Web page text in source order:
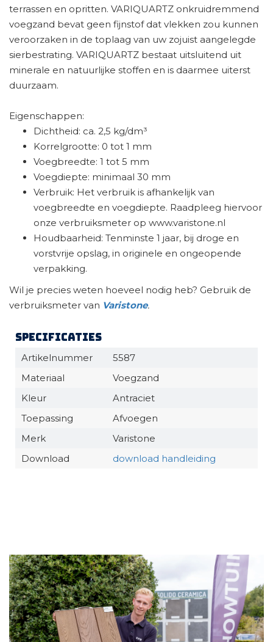
terrassen en opritten. VARIQUARTZ onkruidremmend
voegzand bevat geen fijnstof dat vlekken zou kunnen
veroorzaken in de toplaag van uw zojuist aangelegde
sierbestrating. VARIQUARTZ bestaat uitsluitend uit
minerale en natuurlijke stoffen en is daarmee uiterst
duurzaam.
Eigenschappen:
Dichtheid: ca. 2,5 kg/dm³
Korrelgrootte: 0 tot 1 mm
Voegbreedte: 1 tot 5 mm
Voegdiepte: minimaal 30 mm
Verbruik: Het verbruik is afhankelijk van
voegbreedte en voegdiepte. Raadpleeg hiervoor
onze verbruiksmeter op www.varistone.nl
Houdbaarheid: Tenminste 1 jaar, bij droge en
vorstvrije opslag, in originele en ongeopende
verpakking.
Wil je precies weten hoeveel nodig heb? Gebruik de
verbruiksmeter van Varistone.
Specificaties
Artikelnummer
5587
Materiaal
Voegzand
Kleur
Antraciet
Toepassing
Afvoegen
Merk
Varistone
Download
download handleiding